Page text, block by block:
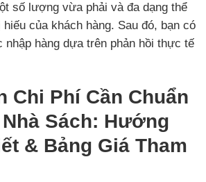
số lượng vừa phải và đa dạng thể
của khách hàng. Sau đó, bạn có
nhập hàng dựa trên phản hồi thực tế
Chi Phí Cần Chuẩn
Sách: Hướng
& Bảng Giá Tham